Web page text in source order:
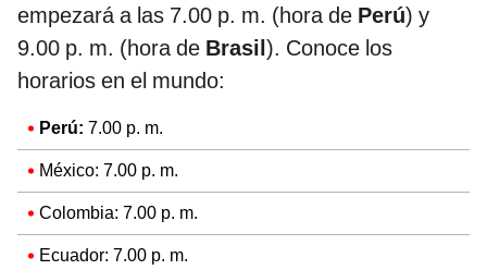
empezará a las 7.00 p. m. (hora de Perú) y
9.00 p. m. (hora de Brasil). Conoce los
horarios en el mundo:
Perú: 7.00 p. m.
México: 7.00 p. m.
Colombia: 7.00 p. m.
Ecuador: 7.00 p. m.